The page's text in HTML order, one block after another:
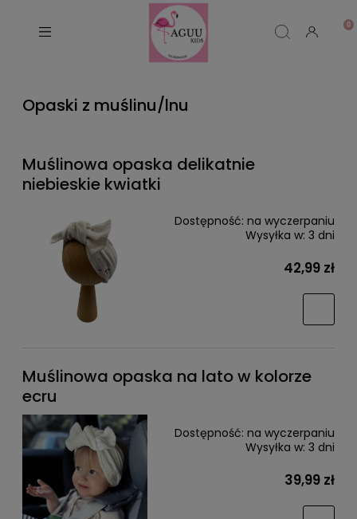
Opaski z muślinu/lnu
Muślinowa opaska delikatnie
niebieskie kwiatki
Dostępność: na wyczerpaniu
Wysyłka w: 3 dni
42,99 zł
Muślinowa opaska na lato w kolorze
ecru
Dostępność: na wyczerpaniu
Wysyłka w: 3 dni
39,99 zł